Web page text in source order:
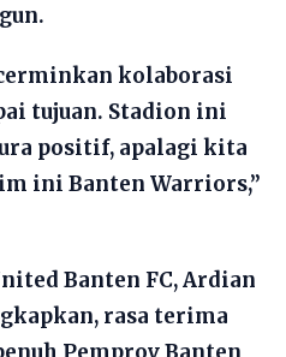
kolaborasi
tujuan. Stadion ini
positif, apalagi kita
ini Banten Warriors,”
Banten FC, Ardian
rasa terima